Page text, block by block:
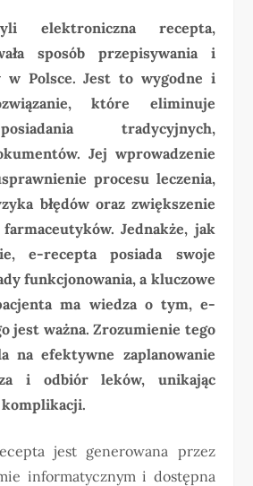
elektroniczna recepta,
sposób przepisywania i
w Polsce. Jest to wygodne i
które eliminuje
tradycyjnych,
Jej wprowadzenie
procesu leczenia,
błędów oraz zwiększenie
Jednakże, jak
e-recepta posiada swoje
funkcjonowania, a kluczowe
ma wiedza o tym, e-
jest ważna. Zrozumienie tego
na efektywne zaplanowanie
i odbiór leków, unikając
jest generowana przez
informatycznym i dostępna